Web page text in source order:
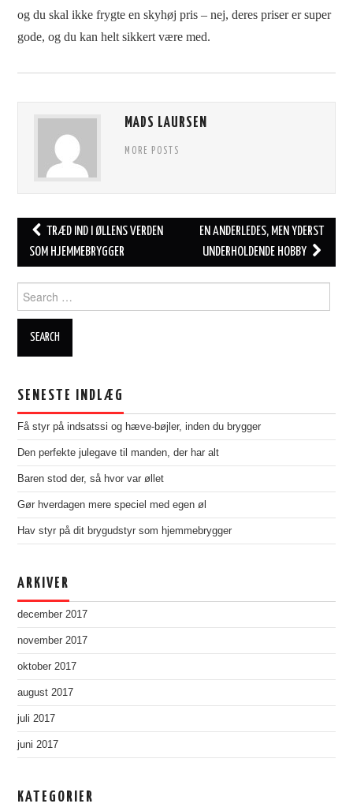
og du skal ikke frygte en skyhøj pris – nej, deres priser er super
gode, og du kan helt sikkert være med.
MADS LAURSEN
MORE POSTS
Post
navigation
TRÆD IND I ØLLENS VERDEN
SOM HJEMMEBRYGGER
EN ANDERLEDES, MEN YDERST
UNDERHOLDENDE HOBBY
for:
SENESTE INDLÆG
Få styr på indsatssi og hæve-bøjler, inden du brygger
Den perfekte julegave til manden, der har alt
Baren stod der, så hvor var øllet
Gør hverdagen mere speciel med egen øl
Hav styr på dit brygudstyr som hjemmebrygger
ARKIVER
december 2017
november 2017
oktober 2017
august 2017
juli 2017
juni 2017
KATEGORIER